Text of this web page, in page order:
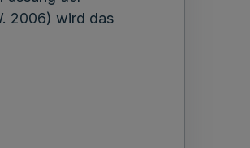
2006) wird das